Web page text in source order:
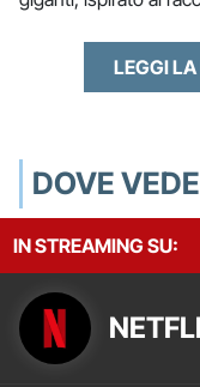
LEGGI
DOVE
IN STREAMING SU: